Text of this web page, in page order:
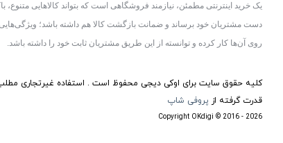
یک خرید اینترنتی مطمئن، نیازمند فروشگاهی است که بتواند کالاهایی
دست مشتریان خود برساند و ضمانت بازگشت کالا هم داشته باشد؛
روی آن‌ها کار کرده و توانسته از این طریق مشتریان ثابت خود را داشته باشد.
کلیه حقوق سایت برای اوکی دیجی محفوظ است . استفاده غیرتجاری
قدرت گرفته از پروفی شاپ
Copyright OKdigi © 2016 - 2026